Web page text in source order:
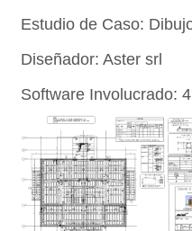
Estudio de Caso:
Diseñador: Aster srl
Software Involucrado: